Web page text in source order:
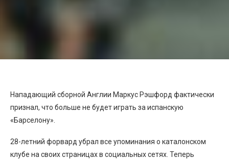
Нападающий сборной Англии Маркус Рэшфорд фактически
признал, что больше не будет играть за испанскую
«Барселону».
28-летний форвард убрал все упоминания о каталонском
клубе на своих страницах в социальных сетях. Теперь